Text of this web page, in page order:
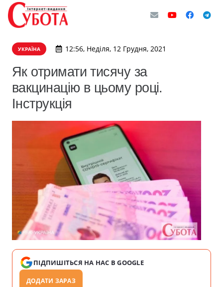
УКРАЇНА 12:56, Неділя, 12 Грудня, 2021
Як отримати тисячу за
вакцинацію в цьому році.
Інструкція
ПІДПИШІТЬСЯ НА НАС В GOOGLE
ДОДАТИ ЗАРАЗ